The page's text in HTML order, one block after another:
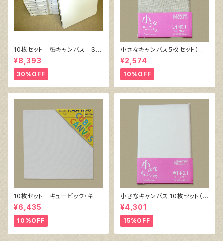
10枚セット 張キャンバス Sn
owWhite SPC（綿・ポリエステ
ル）F6 410㎜×318㎜
¥8,393
30%OFF
小さなキャンバス５枚セット（麻
キャンバス裏面張り）
¥2,574
10%OFF
10枚セット キュービック・キャ
ンバス白（縦150㎜×横150㎜×
厚38㎜）
¥6,435
10%OFF
小さなキャンバス 10枚セット（ホ
ワイト塗りキャンバス張り）
¥4,301
15%OFF